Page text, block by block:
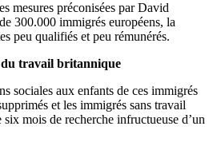
mesures préconisées par David
300.000 immigrés européens, la
peu qualifiés et peu rémunérés.
du travail britannique
sociales aux enfants de ces immigrés
et les immigrés sans travail
mois de recherche infructueuse d’un